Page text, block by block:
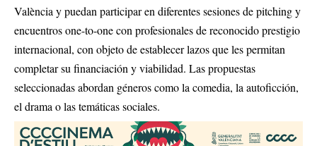
València y puedan participar en diferentes sesiones de pitching y
encuentros one-to-one con profesionales de reconocido prestigio
internacional, con objeto de establecer lazos que les permitan
completar su financiación y viabilidad. Las propuestas
seleccionadas abordan géneros como la comedia, la autoficción,
el drama o las temáticas sociales.